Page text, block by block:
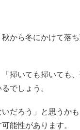
から冬にかけて落
掃いても掃いても
でしょう。
いだろう」と思うか
能性があります。